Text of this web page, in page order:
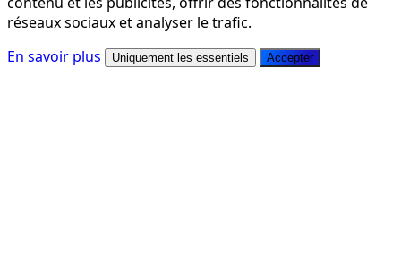
réseaux sociaux et analyser le trafic.
En savoir plus
Uniquement les essentiels Accepter